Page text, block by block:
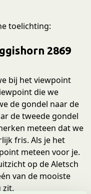
toelichting:
2869
bij het viewpoint
die we
de gondel naar de
de tweede gondel
meteen dat we
fris. Als je het
meteen voor je.
op de Aletsch
van de mooiste
zit.